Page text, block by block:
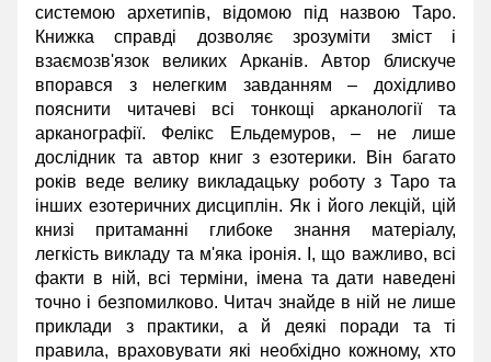
системою архетипів, відомою під назвою Таро.
Книжка справді дозволяє зрозуміти зміст і
взаємозв'язок великих Арканів. Автор блискуче
впорався з нелегким завданням – дохідливо
пояснити читачеві всі тонкощі арканології та
арканографії. Фелікс Ельдемуров, – не лише
дослідник та автор книг з езотерики. Він багато
років веде велику викладацьку роботу з Таро та
інших езотеричних дисциплін. Як і його лекцій, цій
книзі притаманні глибоке знання матеріалу,
легкість викладу та м'яка іронія. І, що важливо, всі
факти в ній, всі терміни, імена та дати наведені
точно і безпомилково. Читач знайде в ній не лише
приклади з практики, а й деякі поради та ті
правила, враховувати які необхідно кожному, хто